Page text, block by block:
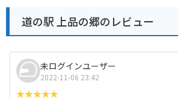
道の駅 上品の郷のレビュー
未ログインユーザー
2022-11-06 23:42